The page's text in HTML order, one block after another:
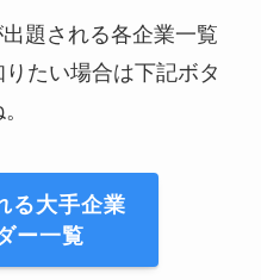
題される各企業一覧
たい場合は下記ボタ
る大手企業
ー一覧